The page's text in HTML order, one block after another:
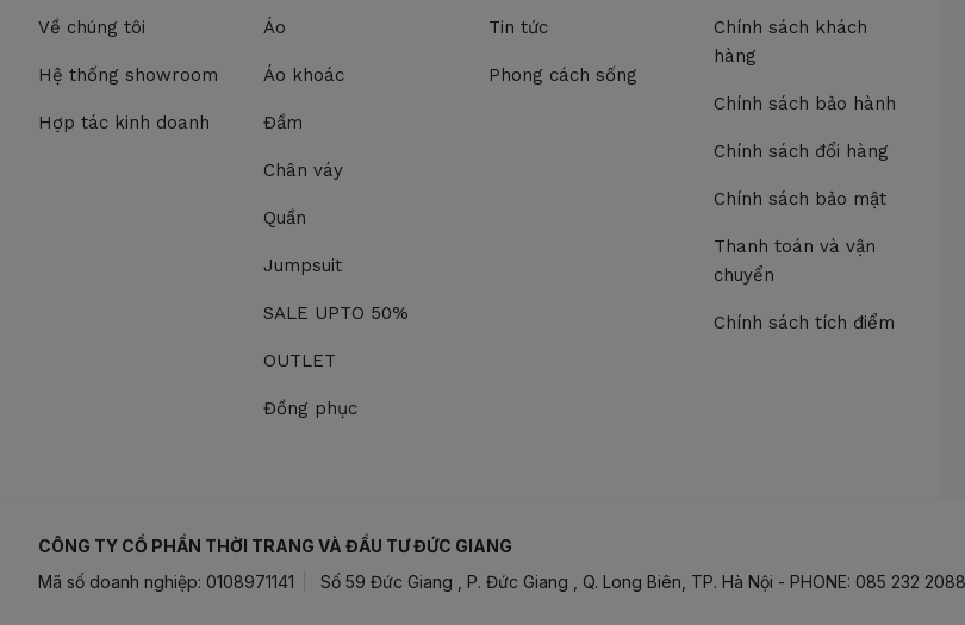
Về chúng tôi
Hệ thống showroom
Hợp tác kinh doanh
Áo
Áo khoác
Đầm
Chân váy
Quần
Jumpsuit
SALE UPTO 50%
OUTLET
Đồng phục
Tin tức
Phong cách sống
Chính sách khách
hàng
Chính sách bảo hành
Chính sách đổi hàng
Chính sách bảo mật
Thanh toán và vận
chuyển
Chính sách tích điểm
CÔNG TY CỔ PHẦN THỜI TRANG VÀ ĐẦU TƯ ĐỨC GIANG
Mã số doanh nghiệp: 0108971141
Số 59 Đức Giang , P. Đức Giang , Q. Long Biên, TP. Hà Nội - PHONE: 085 232 2088